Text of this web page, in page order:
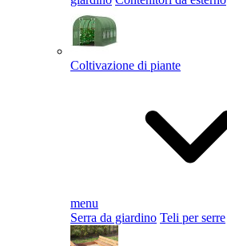
Coltivazione di piante
menu
Serra da giardino Teli per serre